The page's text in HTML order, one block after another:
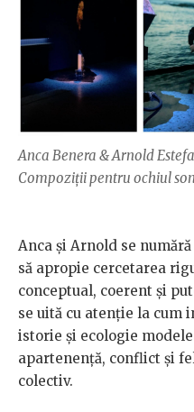
Anca Benera & Arnold
Compoziții pentru ochiul
Anca și Arnold se
să apropie cercetarea
conceptual, coerent și
se uită cu atenție la cum
istorie și ecologie
apartenență, conflict și
colectiv.